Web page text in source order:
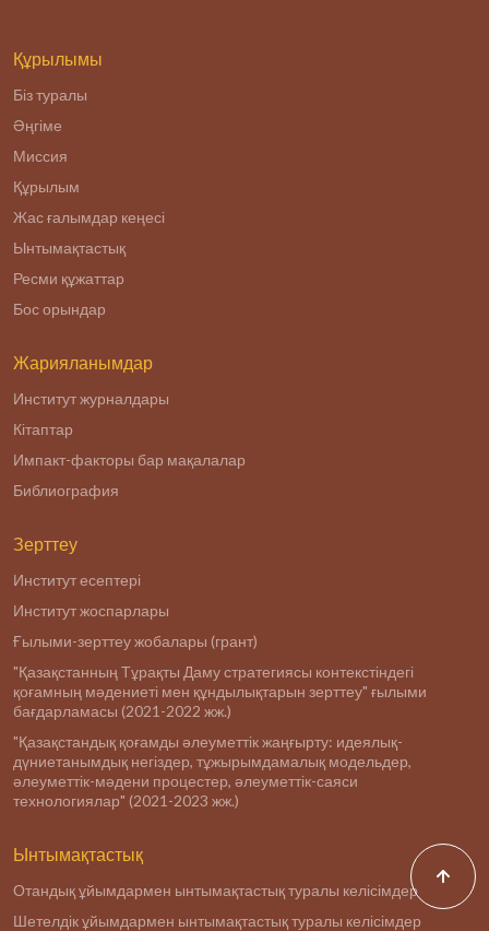
конкретных шагов
Құрылымы
Біз туралы
Әңгіме
Миссия
Құрылым
Жас ғалымдар кеңесі
Ынтымақтастық
Ресми құжаттар
Бос орындар
Жарияланымдар
Институт журналдары
Кітаптар
Импакт-факторы бар мақалалар
Библиография
Зерттеу
Институт есептері
Институт жоспарлары
Ғылыми-зерттеу жобалары (грант)
"Қазақстанның Тұрақты Даму стратегиясы контекстіндегі
қоғамның мәдениеті мен құндылықтарын зерттеу" ғылыми
бағдарламасы (2021-2022 жж.)
"Қазақстандық қоғамды әлеуметтік жаңғырту: идеялық-
дүниетанымдық негіздер, тұжырымдамалық модельдер,
әлеуметтік-мәдени процестер, әлеуметтік-саяси
технологиялар" (2021-2023 жж.)
Ынтымақтастық
Отандық ұйымдармен ынтымақтастық туралы келісімдер
Шетелдік ұйымдармен ынтымақтастық туралы келісімдер